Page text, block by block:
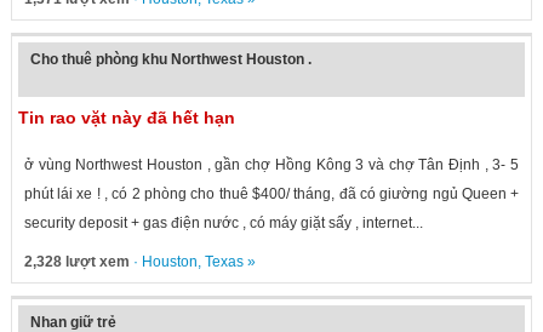
Cho thuê phòng khu Northwest Houston .
Tin rao vặt này đã hết hạn
ở vùng Northwest Houston , gần chợ Hồng Kông 3 và chợ Tân Định , 3- 5
phút lái xe ! , có 2 phòng cho thuê $400/ tháng, đã có giường ngủ Queen +
security deposit + gas điện nước , có máy giặt sấy , internet...
2,328 lượt xem · Houston, Texas»
Nhan giữ trẻ